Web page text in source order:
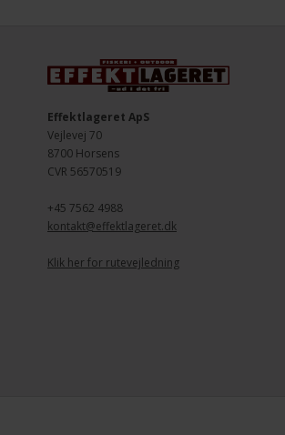
Effektlageret ApS
Vejlevej 70
8700 Horsens
CVR 56570519
+45 7562 4988
kontakt@effektlageret.dk
Klik her for rutevejledning